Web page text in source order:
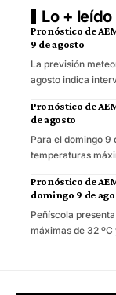
Lo + leído
Pronóstico de
9 de agosto
La previsión
agosto indica
Pronóstico de
de agosto
Para el domingo 9
temperaturas
Pronóstico de
domingo 9 de
Peñíscola
máximas de 32